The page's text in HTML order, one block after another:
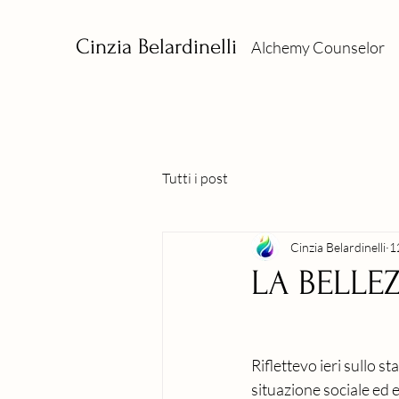
Cinzia Belardinelli Alchemy Counselor
Tutti i post
LA
Cinzia Belardinelli
Riflettevo ieri sullo
situazione sociale ed